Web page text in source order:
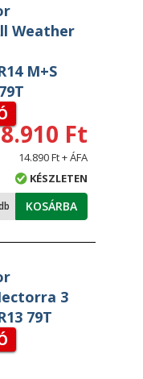
Weather
M+S
Ft
14.890 Ft + ÁFA
KÉSZLETEN
KOSÁRBA
3
79T